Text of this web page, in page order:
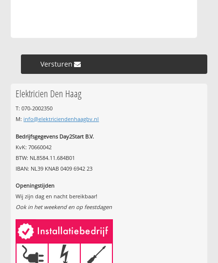
Versturen »
Elektricien Den Haag
T: 070-2002350
M: info@elektriciendenhaagbv.nl
Bedrijfsgegevens Day2Start B.V.
KvK: 70660042
BTW: NL8584.11.684B01
IBAN: NL39 KNAB 0409 6942 23
Openingstijden
Wij zijn dag en nacht bereikbaar!
Ook in het weekend en op feestdagen